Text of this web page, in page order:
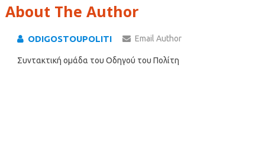
About The Author
ODIGOSTOUPOLITI Email Author
Συντακτική ομάδα του Οδηγού του Πολίτη